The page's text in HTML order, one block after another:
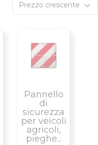
Prezzo crescente
Pannello
di
sicurezza
per veicoli
agricoli,
pieghe...